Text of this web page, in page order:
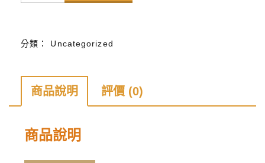
天
雜
第
197
期
分類： Uncategorized
商品說明 評價 (0)
商品說明